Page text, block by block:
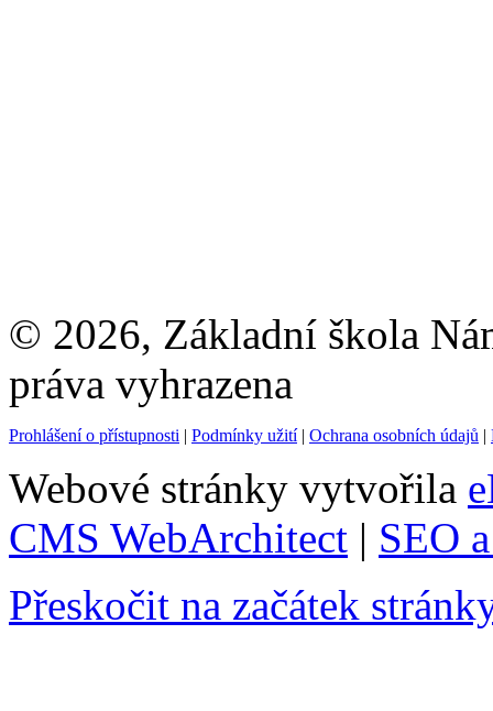
© 2026, Základní škola
práva vyhrazena
Prohlášení o přístupnosti | Podmínky užití| Ochrana osobních údajů |
Webové stránky vytvořila
CMS WebArchitect | SEO
Přeskočit na začátek